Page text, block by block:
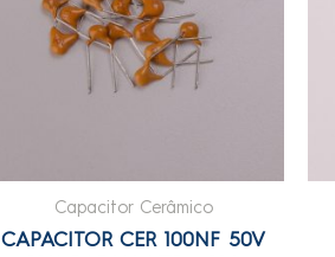
Capacitor Cerâmico
CAPACITOR CER 100NF 50V